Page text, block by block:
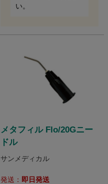
い。
メタフィル Flo/20Gニー
ドル
サンメディカル
発送： 即日発送